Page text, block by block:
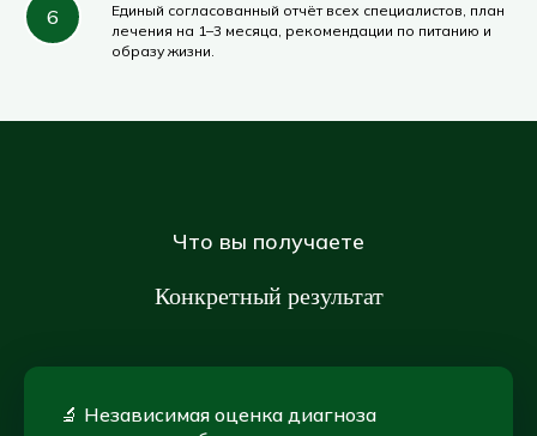
Единый согласованный отчёт всех специалистов, план
лечения на 1–3 месяца, рекомендации по питанию и
образу жизни.
Что вы получаете
Конкретный результат
🔬 Независимая оценка диагноза